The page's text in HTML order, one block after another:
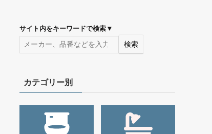
サイト内をキーワードで検索 ▼
検索
カテゴリー別